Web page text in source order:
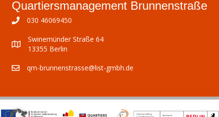
Quartiersmanagement Brunnenstraße
030 46069450
Swinemünder Straße 64
13355 Berlin
qm-brunnenstrasse@list-gmbh.de